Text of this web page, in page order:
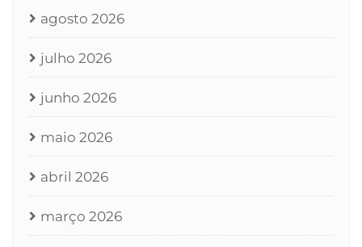
agosto 2026
julho 2026
junho 2026
maio 2026
abril 2026
março 2026